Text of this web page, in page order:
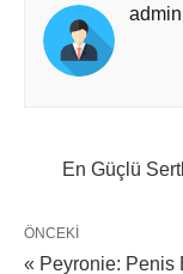
admin
En Güçlü
ÖNCEKI
« Peyronie: Penis